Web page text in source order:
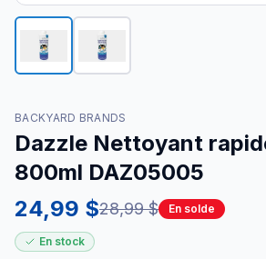
BACKYARD BRANDS
Dazzle Nettoyant
800ml DAZ05005
24,99 $28,99 $ En solde
En stock